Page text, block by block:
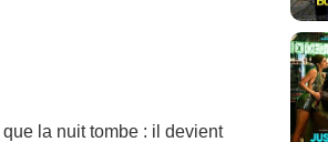
la nuit tombe : il devient